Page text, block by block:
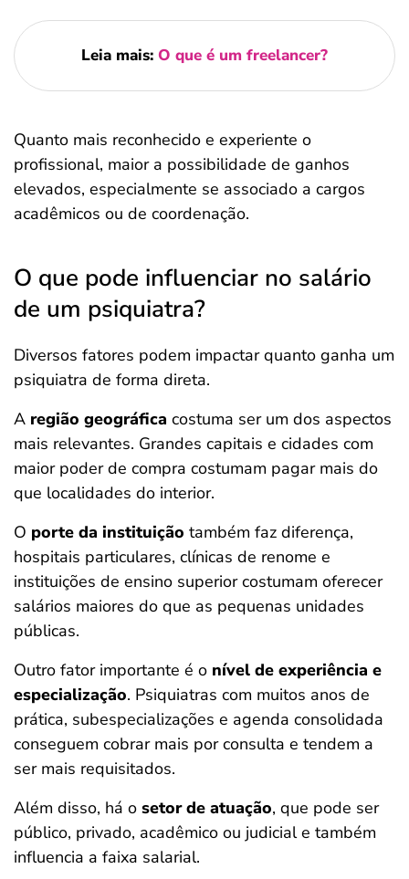
Leia mais: O que é um freelancer?
Quanto mais reconhecido e experiente o
profissional, maior a possibilidade de ganhos
elevados, especialmente se associado a cargos
acadêmicos ou de coordenação.
O que pode influenciar no salário
de um psiquiatra?
Diversos fatores podem impactar quanto ganha um
psiquiatra de forma direta.
A região geográfica costuma ser um dos aspectos
mais relevantes. Grandes capitais e cidades com
maior poder de compra costumam pagar mais do
que localidades do interior.
O porte da instituição também faz diferença,
hospitais particulares, clínicas de renome e
instituições de ensino superior costumam oferecer
salários maiores do que as pequenas unidades
públicas.
Outro fator importante é o nível de experiência e
especialização. Psiquiatras com muitos anos de
prática, subespecializações e agenda consolidada
conseguem cobrar mais por consulta e tendem a
ser mais requisitados.
Além disso, há o setor de atuação, que pode ser
público, privado, acadêmico ou judicial e também
influencia a faixa salarial.